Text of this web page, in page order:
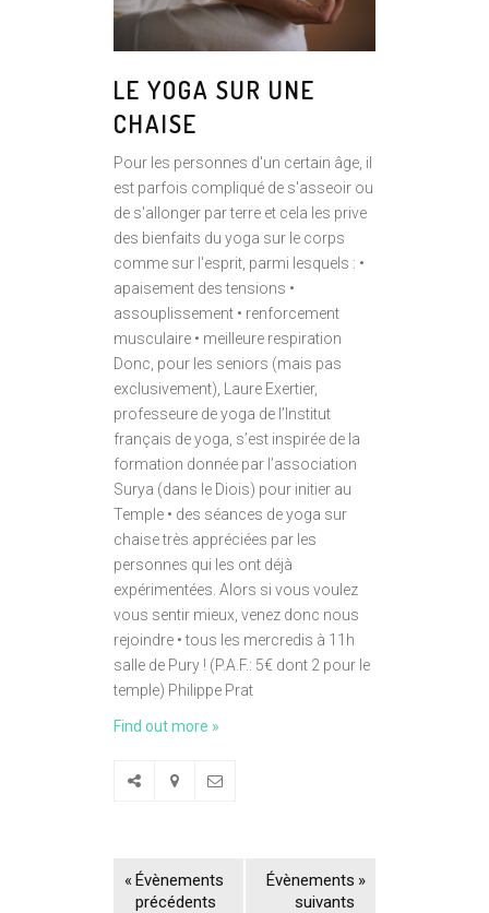
LE YOGA SUR UNE
CHAISE
Pour les personnes d'un certain âge, il
est parfois compliqué de s'asseoir ou
de s'allonger par terre et cela les prive
des bienfaits du yoga sur le corps
comme sur l'esprit, parmi lesquels : •
apaisement des tensions •
assouplissement • renforcement
musculaire • meilleure respiration
Donc, pour les seniors (mais pas
exclusivement), Laure Exertier,
professeure de yoga de l’Institut
français de yoga, s’est inspirée de la
formation donnée par l’association
Surya (dans le Diois) pour initier au
Temple • des séances de yoga sur
chaise très appréciées par les
personnes qui les ont déjà
expérimentées. Alors si vous voulez
vous sentir mieux, venez donc nous
rejoindre • tous les mercredis à 11h
salle de Pury ! (P.A.F.: 5€ dont 2 pour le
temple) Philippe Prat
Find out more »
« Évènements
précédents
Évènements
suivants
»